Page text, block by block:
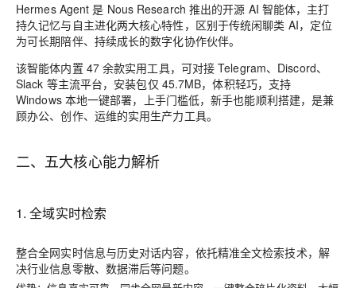
Hermes Agent 是 Nous Research 推出的开源 AI 智能体，主打
持久记忆与 自主进化两大核心特性，区别于传统闲聊类 AI，定位
为可长期陪伴、持续成长的数字化协作伙伴。
该智能体内置 47 余款实用工具，可对接 Telegram、Discord、
Slack 等主流平台，安装包仅 45.7MB，体积轻巧，支持
Windows 本地一键部署，上手门槛低，新手也能顺利搭建，是兼
顾办公、创作、运维的实用生产力工具。
二、五大核心能力解析
1. 全域实时检索
整合全网实时信息与历史对话内容，依托精准全文检索技术，解
决行业信息零散、数据滞后等问题。